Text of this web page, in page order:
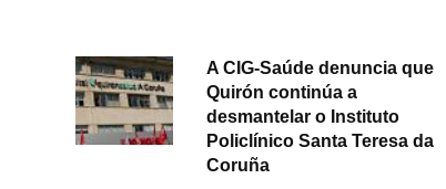
A CIG-Saúde denuncia que
Quirón continúa a
desmantelar o Instituto
Policlínico Santa Teresa da
Coruña